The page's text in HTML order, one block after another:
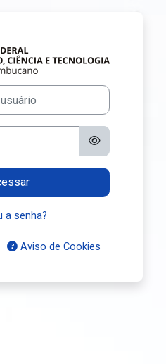
Acesso a
a senha?
Aviso de Cookies